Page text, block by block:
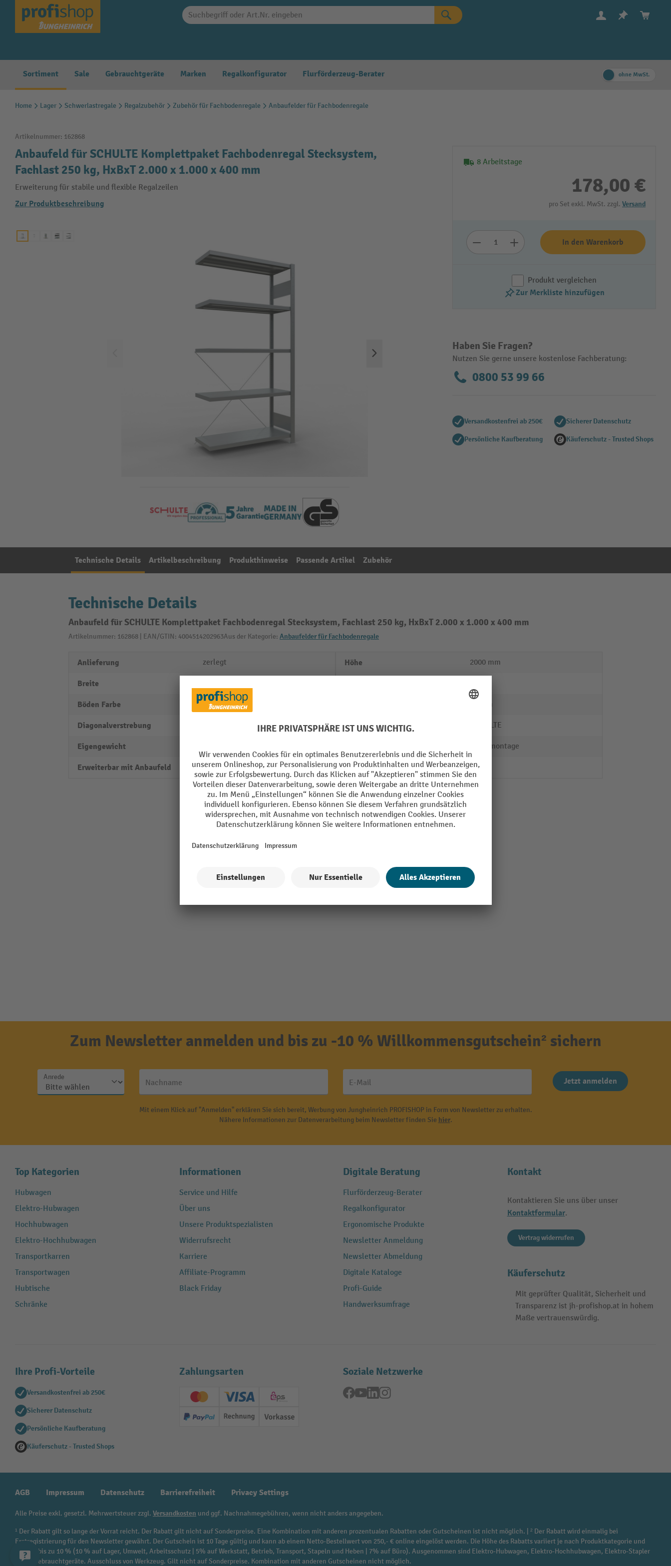
Zur Hauptnavigation springen
Sortiment Sale Gebrauchtgeräte Marken Regalkonfigurator Flurförderzeug-Berater ohne MwSt.
Home Lager Schwerlastregale Regalzubehör Zubehör für Fachbodenregale Anbaufelder für Fachbodenregale
Artikelnummer: 162868
Anbaufeld für SCHULTE Komplettpaket Fachbodenregal Stecksystem,
Fachlast 250 kg, HxBxT 2.000 x 1.000 x 400 mm
Erweiterung für stabile und flexible Regalzeilen
Zur Produktbeschreibung
8 Arbeitstage
178,00 €
pro Set exkl. MwSt. zzgl. Versand
In den Warenkorb
Produkt vergleichen
Zur Merkliste hinzufügen
Haben Sie Fragen?
Nutzen Sie gerne unsere kostenlose Fachberatung:
0800 53 99 66
Versandkostenfrei ab 250€ Sicherer Datenschutz
Persönliche Kaufberatung Käuferschutz - Trusted Shops
Technische Details Artikelbeschreibung Produkthinweise Passende Artikel Zubehör
Technische Details
Anbaufeld für SCHULTE Komplettpaket Fachbodenregal Stecksystem, Fachlast 250 kg, HxBxT 2.000 x 1.000 x 400 mm
Artikelnummer: 162868 | EAN/GTIN: 4004514202963Aus der Kategorie: Anbaufelder für Fachbodenregale
Anlieferung zerlegt
Breite
Böden Farbe verzinkt
Diagonalverstrebung
Eigengewicht
Erweiterbar mit Anbaufeld nein
Höhe 2000 mm
25 mm
Marke SCHULTE
Steckmontage
Rahmen vormontiert nein
Alle technische Details anzeigen
Zum Newsletter anmelden und bis zu -10 % Willkommensgutschein² sichern
Anrede
Nachname E-Mail Jetzt anmelden
Mit einem Klick auf "Anmelden" erklären Sie sich bereit, Werbung von Jungheinrich PROFISHOP in Form von Newsletter zu erhalten.
Nähere Informationen zur Datenverarbeitung beim Newsletter finden Sie hier.
Top Kategorien
Hubwagen
Elektro-Hubwagen
Hochhubwagen
Elektro-Hochhubwagen
Transportkarren
Transportwagen
Hubtische
Schränke
Informationen
Service und Hilfe
Über uns
Unsere Produktspezialisten
Widerrufsrecht
Karriere
Affiliate-Programm
Black Friday
Digitale Beratung
Flurförderzeug-Berater
Regalkonfigurator
Ergonomische Produkte
Newsletter Anmeldung
Newsletter Abmeldung
Digitale Kataloge
Profi-Guide
Handwerksumfrage
Kontakt
Kontaktieren Sie uns über unser
Kontaktformular.
Vertrag widerrufen
Käuferschutz
Mit geprüfter Qualität, Sicherheit und
Transparenz ist jh-profishop.at in hohem
Maße vertrauenswürdig.
Ihre Profi-Vorteile
Versandkostenfrei ab 250€
Sicherer Datenschutz
Persönliche Kaufberatung
Käuferschutz - Trusted Shops
Zahlungsarten
Creditcard (Master)Creditcard (Visa)
EPS
PayPal Rechnung Vorkasse
Soziale Netzwerke
Facebook
YouTubeLinkedInInstagram
AGB Impressum Datenschutz Barrierefreiheit Privacy Settings
Alle Preise exkl. gesetzl. Mehrwertsteuer zzgl. Versandkosten und ggf. Nachnahmegebühren, wenn nicht anders angegeben.
¹ Der Rabatt gilt so lange der Vorrat reicht. Der Rabatt gilt nicht auf Sonderpreise. Eine Kombination mit anderen prozentualen Rabatten oder Gutscheinen ist nicht möglich. | ² Der Rabatt wird einmalig bei
Erstregistrierung für den Newsletter gewährt. Der Gutschein ist 10 Tage gültig und kann ab einem Netto-Bestellwert von 250,- € online eingelöst werden. Die Höhe des Rabatts variiert je nach Produktkategorie und
beträgt bis zu 10 % (10 % auf Lager, Umwelt, Arbeitsschutz | 5% auf Werkstatt, Betrieb, Transport, Stapeln und Heben | 7% auf Büro). Ausgenommen sind Elektro-Hubwagen, Elektro-Hochhubwagen, Elektro-Stapler
sowie Gebrauchtgeräte. Ausschluss von Werkzeug. Gilt nicht auf Sonderpreise. Kombination mit anderen Gutscheinen nicht möglich.